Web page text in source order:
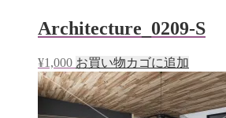
Architecture_0209-S
¥1,000 お買い物カゴに追加